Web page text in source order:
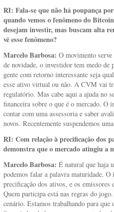
RI: Fala-se que não há poupança
quando vemos o fenômeno do
desejam investir, mas buscam alta
vê esse fenômeno?
Marcelo Barbosa: O movimento
de novidade, o investidor tem medo de
gente com retorno interessante seja
esse ativo virtual ou não. A CVM vai
regulatório. Mas cabe aqui a ajuda no
financeira sobre o que é o mercado. O
contar com uma assessoria e saber
novos. Recentemente suspendemos
RI: Com relação à precificação dos
demonstra que o mercado atingiu a
Marcelo Barbosa: É natural que haja
podemos falar a palavra maturidade.
precificação dos ativos, e os emissores
Quem participa está nas regras do
cenário. Estamos trabalhando para